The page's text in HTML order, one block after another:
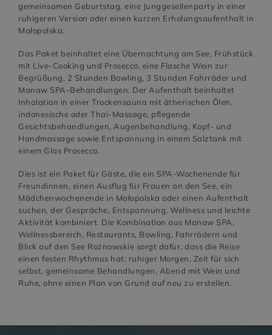
gemeinsamen Geburtstag, eine Junggesellenparty in einer
ruhigeren Version oder einen kurzen Erholungsaufenthalt in
Małopolska.
Das Paket beinhaltet eine Übernachtung am See, Frühstück
mit Live-Cooking und Prosecco, eine Flasche Wein zur
Begrüßung, 2 Stunden Bowling, 3 Stunden Fahrräder und
Manaw SPA-Behandlungen. Der Aufenthalt beinhaltet
Inhalation in einer Trockensauna mit ätherischen Ölen,
indonesische oder Thai-Massage, pflegende
Gesichtsbehandlungen, Augenbehandlung, Kopf- und
Handmassage sowie Entspannung in einem Salztank mit
einem Glas Prosecco.
Dies ist ein Paket für Gäste, die ein SPA-Wochenende für
Freundinnen, einen Ausflug für Frauen an den See, ein
Mädchenwochenende in Małopolska oder einen Aufenthalt
suchen, der Gespräche, Entspannung, Wellness und leichte
Aktivität kombiniert. Die Kombination aus Manaw SPA,
Wellnessbereich, Restaurants, Bowling, Fahrrädern und
Blick auf den See Rożnowskie sorgt dafür, dass die Reise
einen festen Rhythmus hat: ruhiger Morgen, Zeit für sich
selbst, gemeinsame Behandlungen, Abend mit Wein und
Ruhe, ohne einen Plan von Grund auf neu zu erstellen.